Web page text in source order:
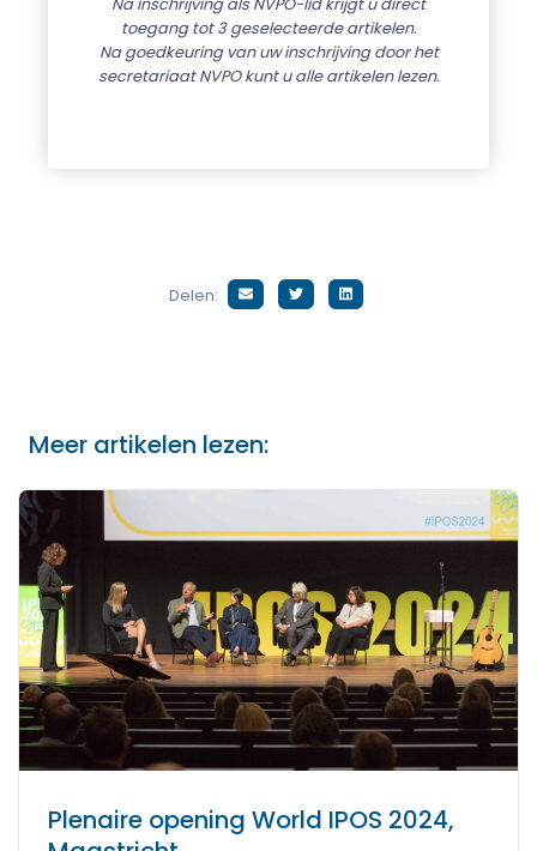
Na inschrijving als NVPO-lid krijgt u direct
toegang tot 3 geselecteerde artikelen.
Na goedkeuring van uw inschrijving door het
secretariaat NVPO kunt u alle artikelen lezen.
Delen:
Meer artikelen lezen:
Plenaire opening World IPOS 2024,